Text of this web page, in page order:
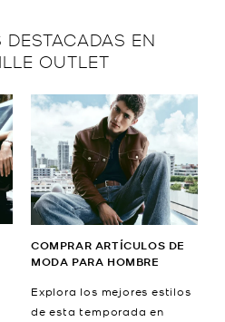
DESTACADAS EN
OUTLET
COMPRAR ARTÍCULOS DE
MODA PARA HOMBRE
Explora los mejores estilos
de esta temporada en